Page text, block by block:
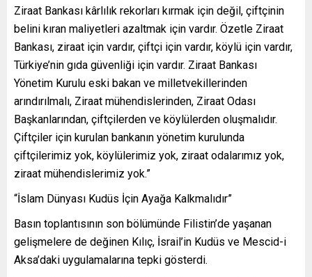
Ziraat Bankası kârlılık rekorları kırmak için değil, çiftçinin
belini kıran maliyetleri azaltmak için vardır. Özetle Ziraat
Bankası, ziraat için vardır, çiftçi için vardır, köylü için vardır,
Türkiye’nin gıda güvenliği için vardır. Ziraat Bankası
Yönetim Kurulu eski bakan ve milletvekillerinden
arındırılmalı, Ziraat mühendislerinden, Ziraat Odası
Başkanlarından, çiftçilerden ve köylülerden oluşmalıdır.
Çiftçiler için kurulan bankanın yönetim kurulunda
çiftçilerimiz yok, köylülerimiz yok, ziraat odalarımız yok,
ziraat mühendislerimiz yok.”
“İslam Dünyası Kudüs İçin Ayağa Kalkmalıdır”
Basın toplantısının son bölümünde Filistin’de yaşanan
gelişmelere de değinen Kılıç, İsrail’in Kudüs ve Mescid-i
Aksa’daki uygulamalarına tepki gösterdi.